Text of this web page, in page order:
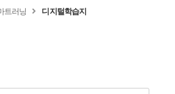
트러닝 디지털학습지